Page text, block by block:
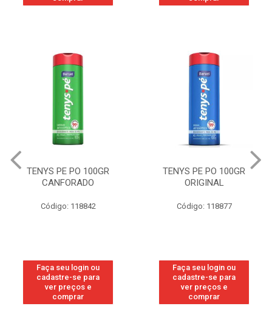
TENYS PE PO 100GR
CANFORADO
Código: 118842
Faça seu login ou
cadastre-se para
ver preços e
comprar
TENYS PE PO 100GR
ORIGINAL
Código: 118877
Faça seu login ou
cadastre-se para
ver preços e
comprar